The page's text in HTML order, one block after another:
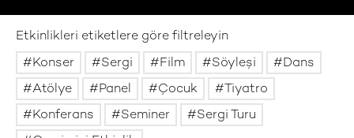
Etkinlikleri etiketlere göre filtreleyin
Konser
Sergi Film Söyleşi
Dans
Atölye
Panel Çocuk
Tiyatro
Konferans
Seminer
Sergi Turu